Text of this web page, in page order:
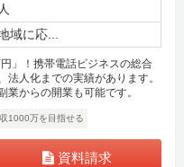
に応...
」！携帯電話ビジネスの総合
人化までの実績があります。
からの開業も可能です。
1000万を目指せる
資料請求